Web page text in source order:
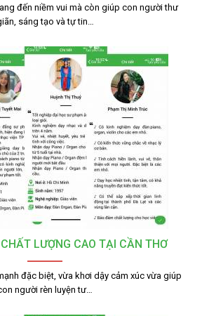
đến niềm vui mà còn giúp con người thư
sáng tạo và tự tin…
LƯỢNG CAO TẠI CẦN THƠ
đặc biệt, vừa khơi dậy cảm xúc vừa giúp
người rèn luyện tư…